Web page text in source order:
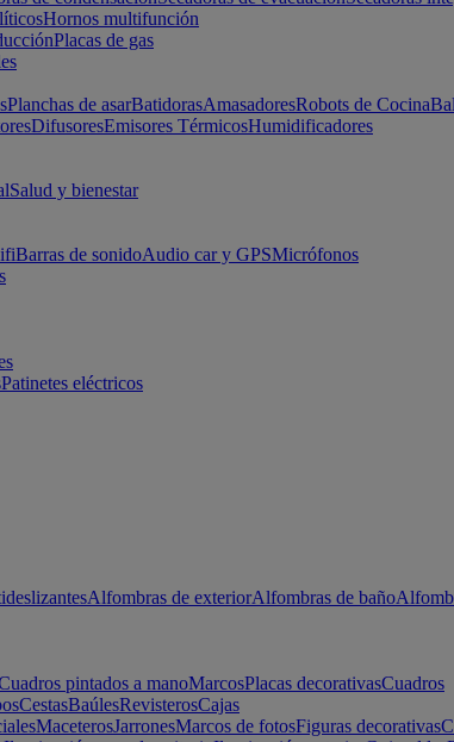
Hornos multifunción
Placas de gas
Planchas de asarBatidorasAmasadoresRobots de Cocina
DifusoresEmisores TérmicosHumidificadores
Salud y bienestar
Barras de sonidoAudio car y GPSMicrófonos
Patinetes eléctricos
Alfombras de exteriorAlfombras de baño
pintados a manoMarcosPlacas decorativasCuadros
CestasBaúlesRevisterosCajas
MaceterosJarronesMarcos de fotosFiguras decorativas